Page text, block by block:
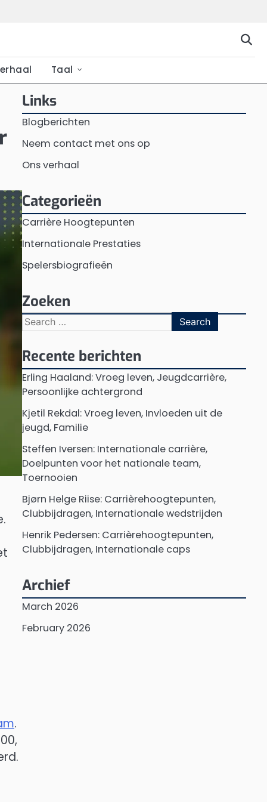
Taal
.
Links
Blogberichten
Neem contact met ons op
Ons verhaal
Categorieën
Carrière Hoogtepunten
Internationale Prestaties
Spelersbiografieën
Zoeken
Search
for:
Recente berichten
Erling Haaland: Vroeg leven, Jeugdcarrière,
Persoonlijke achtergrond
Kjetil Rekdal: Vroeg leven, Invloeden uit de
jeugd, Familie
Steffen Iversen: Internationale carrière,
Doelpunten voor het nationale team,
Toernooien
Bjørn Helge Riise: Carrièrehoogtepunten,
Clubbijdragen, Internationale wedstrijden
Henrik Pedersen: Carrièrehoogtepunten,
Clubbijdragen, Internationale caps
Archief
March 2026
February 2026